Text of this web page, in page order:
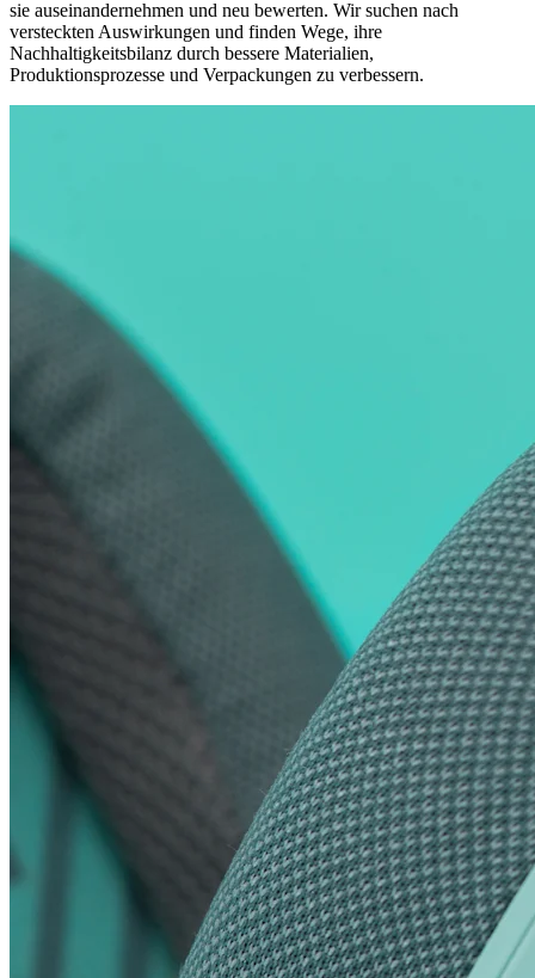
sie auseinandernehmen und neu bewerten. Wir suchen nach
versteckten Auswirkungen und finden Wege, ihre
Nachhaltigkeitsbilanz durch bessere Materialien,
Produktionsprozesse und Verpackungen zu verbessern.